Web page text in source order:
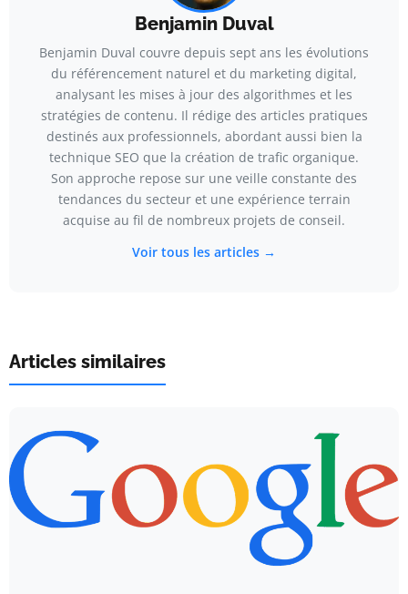
Benjamin Duval
Benjamin Duval couvre depuis sept ans les évolutions
du référencement naturel et du marketing digital,
analysant les mises à jour des algorithmes et les
stratégies de contenu. Il rédige des articles pratiques
destinés aux professionnels, abordant aussi bien la
technique SEO que la création de trafic organique.
Son approche repose sur une veille constante des
tendances du secteur et une expérience terrain
acquise au fil de nombreux projets de conseil.
Voir tous les articles →
Articles similaires